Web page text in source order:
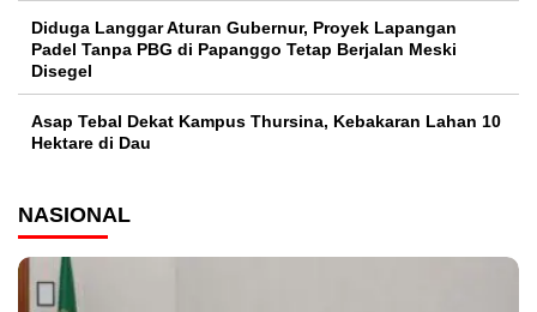
Diduga Langgar Aturan Gubernur, Proyek Lapangan
Padel Tanpa PBG di Papanggo Tetap Berjalan Meski
Disegel
Asap Tebal Dekat Kampus Thursina, Kebakaran Lahan 10
Hektare di Dau
NASIONAL